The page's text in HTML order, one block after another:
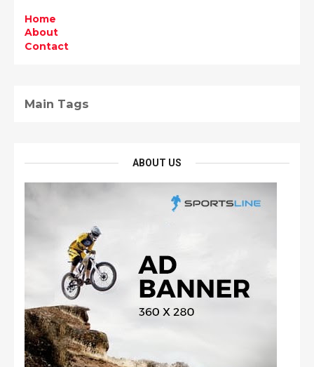
Home
About
Contact
Main Tags
ABOUT US